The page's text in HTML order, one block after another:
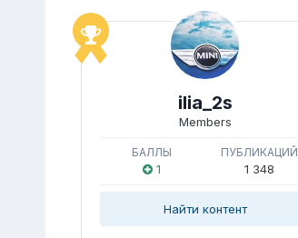
ilia_2s
Members
БАЛЛЫ
1
ПУБЛИКАЦИЙ
1 348
Найти контент